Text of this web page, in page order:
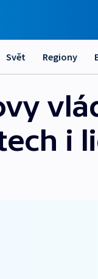
Svět Regiony
i